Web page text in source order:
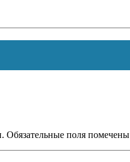
Обязательные поля помечены